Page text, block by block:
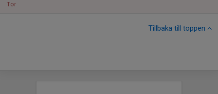
Tor
Tillbaka till toppen